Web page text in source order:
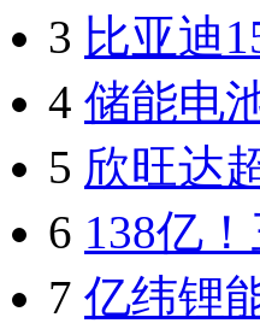
3 比亚迪
4 储能电
5 欣旺达
6 138亿
7 亿纬锂